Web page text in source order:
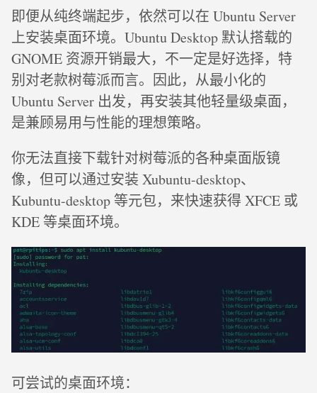
即便从纯终端起步，依然可以在 Ubuntu Server
上安装桌面环境。Ubuntu Desktop 默认搭载的
GNOME 资源开销最大，不一定是好选择，特
别对老款树莓派而言。因此，从最小化的
Ubuntu Server 出发，再安装其他轻量级桌面，
是兼顾易用与性能的理想策略。
你无法直接下载针对树莓派的各种桌面版镜
像，但可以通过安装 Xubuntu-desktop、
Kubuntu-desktop 等元包，来快速获得 XFCE 或
KDE 等桌面环境。
可尝试的桌面环境：